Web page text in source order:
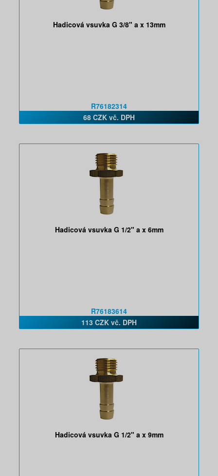
Hadicová vsuvka G 3/8" a x 13mm
R76182314
68 CZK vč. DPH
Hadicová vsuvka G 1/2" a x 6mm
R76183614
113 CZK vč. DPH
Hadicová vsuvka G 1/2" a x 9mm